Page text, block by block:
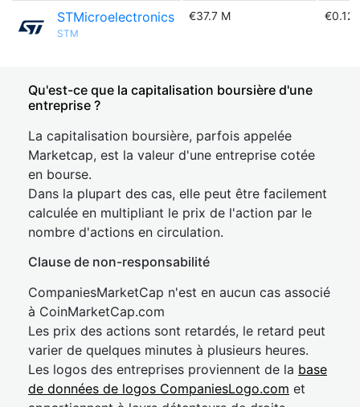
STMicroelectronics
STM
€37.7 M €0.12
Qu'est-ce que la capitalisation boursière d'une
entreprise ?
La capitalisation boursière, parfois appelée
Marketcap, est la valeur d'une entreprise cotée
en bourse.
Dans la plupart des cas, elle peut être facilement
calculée en multipliant le prix de l'action par le
nombre d'actions en circulation.
Clause de non-responsabilité
CompaniesMarketCap n'est en aucun cas associé
à CoinMarketCap.com
Les prix des actions sont retardés, le retard peut
varier de quelques minutes à plusieurs heures.
Les logos des entreprises proviennent de la base
de données de logos CompaniesLogo.com et